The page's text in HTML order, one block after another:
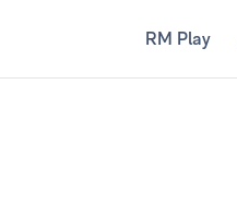
RM Play